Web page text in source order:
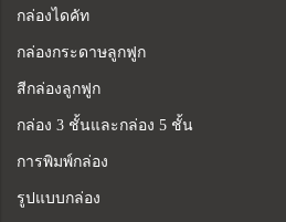
กล่องไดคัท
กล่องกระดาษลูกฟูก
สีกล่องลูกฟูก
กล่อง 3 ชั้นและกล่อง 5 ชั้น
การพิมพ์กล่อง
รูปแบบกล่อง